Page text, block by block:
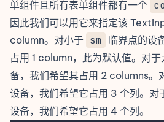
单组件且所有表单组件都有一个
因此我们可以用它来指定该
column。对小于 sm 临界点的设
占用 1 column，此为默认值。对于
备，我们希望其占用 2 columns。
设备，我们希望它占用 3 个列。对
设备，我们希望它占用 4 个列。